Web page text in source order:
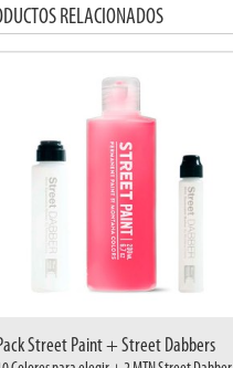
RELACIONADOS
Street Paint + Street Dabbers